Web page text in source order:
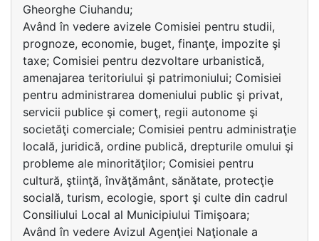
Gheorghe Ciuhandu;
Având în vedere avizele Comisiei pentru studii,
prognoze, economie, buget, finanţe, impozite şi
taxe; Comisiei pentru dezvoltare urbanistică,
amenajarea teritoriului şi patrimoniului; Comisiei
pentru administrarea domeniului public şi privat,
servicii publice şi comerţ, regii autonome şi
societăţi comerciale; Comisiei pentru administraţie
locală, juridică, ordine publică, drepturile omului şi
probleme ale minorităţilor; Comisiei pentru
cultură, ştiinţă, învăţământ, sănătate, protecţie
socială, turism, ecologie, sport şi culte din cadrul
Consiliului Local al Municipiului Timişoara;
Având în vedere Avizul Agenţiei Naţionale a